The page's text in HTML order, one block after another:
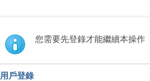
您需要先登錄才能繼續本操作
用戶登錄